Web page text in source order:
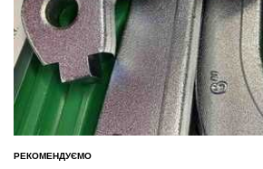
ОПУБЛІКУВАТИ
РЕКОМЕНДУЄМО